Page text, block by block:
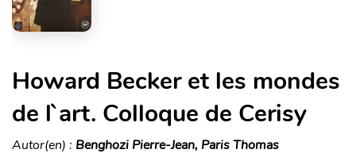
Howard Becker et les mondes
de l`art. Colloque de Cerisy
Autor(en) : Benghozi Pierre-Jean, Paris Thomas